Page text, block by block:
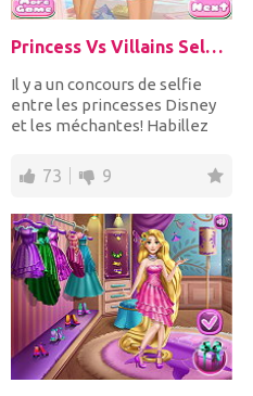
Princess Vs Villains Selfie Contest
Il y a un concours de selfie
entre les princesses Disney
et les méchantes! Habillez
73 9